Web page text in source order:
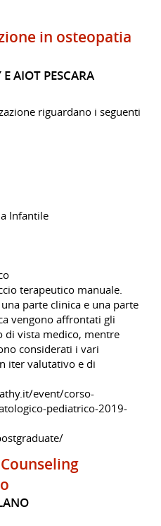
in osteopatia
AIOT PESCARA
riguardano i seguenti
Infantile
terapeutico manuale.
parte clinica e una parte
vengono affrontati gli
vista medico, mentre
considerati i vari
iter valutativo e di
event/corso-
pediatrico-2019-